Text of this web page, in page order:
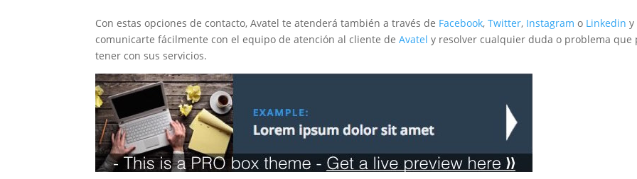
Con estas opciones de contacto, Avatel te atenderá también a través de Facebook,Twitter, Instagram o Linkedin y
comunicarte fácilmente con el equipo de atención al cliente deAvately resolver cualquier duda o problema que
tener con sus servicios.